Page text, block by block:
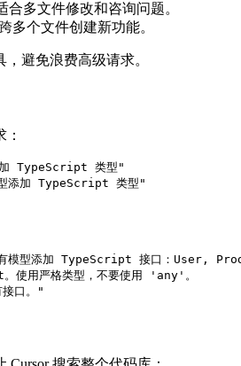
合多文件修改和咨询问题。
多个文件创建新功能。
避免浪费高级请求。
TypeScript 类型"
添加 TypeScript 类型"
模型添加 TypeScript 接口：User,
用严格类型，不要使用 'any'。